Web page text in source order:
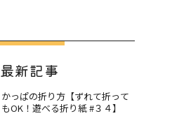
最新記事
かっぱの折り方【ずれて折って
もOK！遊べる折り紙 #３４】